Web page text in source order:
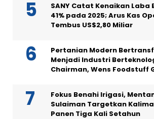
SANY Catat Kenaikan Laba
41% pada 2025; Arus Kas
Tembus US$2,80 Miliar
Pertanian Modern
Menjadi Industri
Chairman, Wens Foodstuff
Fokus Benahi Irigasi,
Sulaiman Targetkan
Panen Tiga Kali Setahun